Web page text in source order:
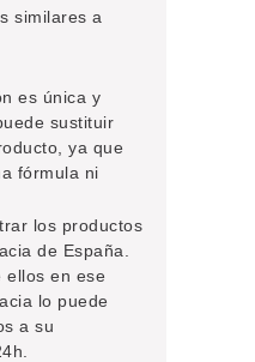
similares a
es única y
sustituir
ya que
fórmula ni
los productos
de España.
ellos en ese
lo puede
a su